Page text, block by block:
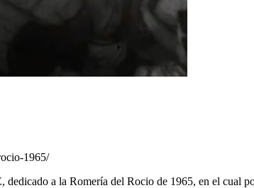
1965/
a la Romería del Rocio de 1965, en el cual